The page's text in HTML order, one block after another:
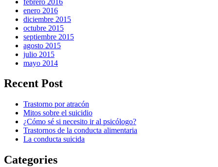
enero 2016
diciembre 2015
octubre 2015
septiembre 2015
agosto 2015
julio 2015
mayo 2014
Recent Post
Trastorno por atracón
Mitos sobre el suicidio
¿Cómo sé si necesito ir al psicólogo?
Trastornos de la conducta alimentaria
La conducta suicida
Categories